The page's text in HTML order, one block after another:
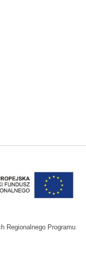
Regionalnego Programu